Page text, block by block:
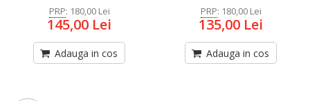
PRP: 180,00 Lei
145,00 Lei
Adauga in cos
PRP: 180,00 Lei
135,00 Lei
Adauga in cos